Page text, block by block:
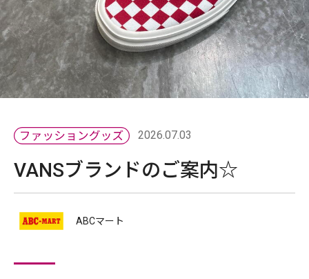
2026.07.03
VANSブランドのご案内☆
ABCマート